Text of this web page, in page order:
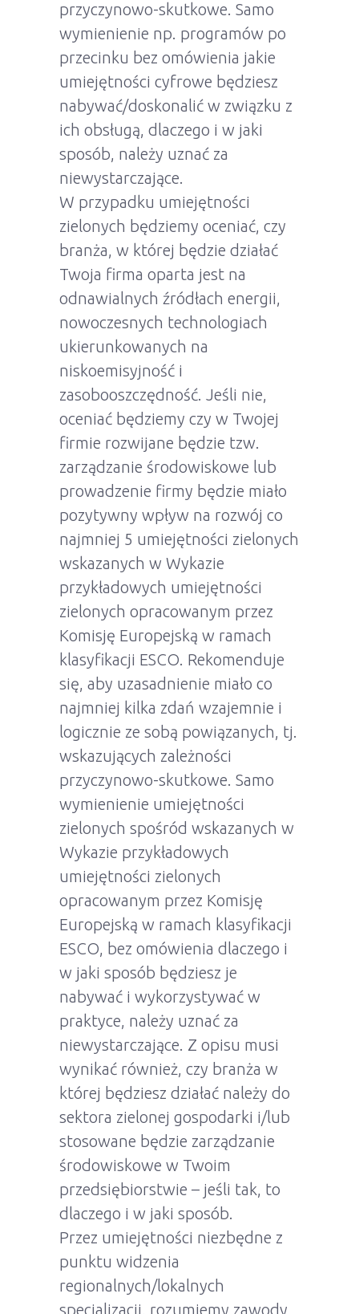
przyczynowo-skutkowe. Samo
wymienienie np. programów po
przecinku bez omówienia jakie
umiejętności cyfrowe będziesz
nabywać/doskonalić w związku z
ich obsługą, dlaczego i w jaki
sposób, należy uznać za
niewystarczające.
W przypadku umiejętności
zielonych będziemy oceniać, czy
branża, w której będzie działać
Twoja firma oparta jest na
odnawialnych źródłach energii,
nowoczesnych technologiach
ukierunkowanych na
niskoemisyjność i
zasobooszczędność. Jeśli nie,
oceniać będziemy czy w Twojej
firmie rozwijane będzie tzw.
zarządzanie środowiskowe lub
prowadzenie firmy będzie miało
pozytywny wpływ na rozwój co
najmniej 5 umiejętności zielonych
wskazanych w Wykazie
przykładowych umiejętności
zielonych opracowanym przez
Komisję Europejską w ramach
klasyfikacji ESCO. Rekomenduje
się, aby uzasadnienie miało co
najmniej kilka zdań wzajemnie i
logicznie ze sobą powiązanych, tj.
wskazujących zależności
przyczynowo-skutkowe. Samo
wymienienie umiejętności
zielonych spośród wskazanych w
Wykazie przykładowych
umiejętności zielonych
opracowanym przez Komisję
Europejską w ramach klasyfikacji
ESCO, bez omówienia dlaczego i
w jaki sposób będziesz je
nabywać i wykorzystywać w
praktyce, należy uznać za
niewystarczające. Z opisu musi
wynikać również, czy branża w
której będziesz działać należy do
sektora zielonej gospodarki i/lub
stosowane będzie zarządzanie
środowiskowe w Twoim
przedsiębiorstwie – jeśli tak, to
dlaczego i w jaki sposób.
Przez umiejętności niezbędne z
punktu widzenia
regionalnych/lokalnych
specjalizacji, rozumiemy zawody